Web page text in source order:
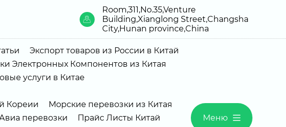
Room,311,No.35,Venture
Building,Xianglong Street,Changsha
City,Hunan province,China
Экспорт товаров из России в Китай
Электронных Компонентов из Китая
услуги в Китае
Кореии
Морские перевозки из Китая
перевозки
Прайс Листы Китай
Меню